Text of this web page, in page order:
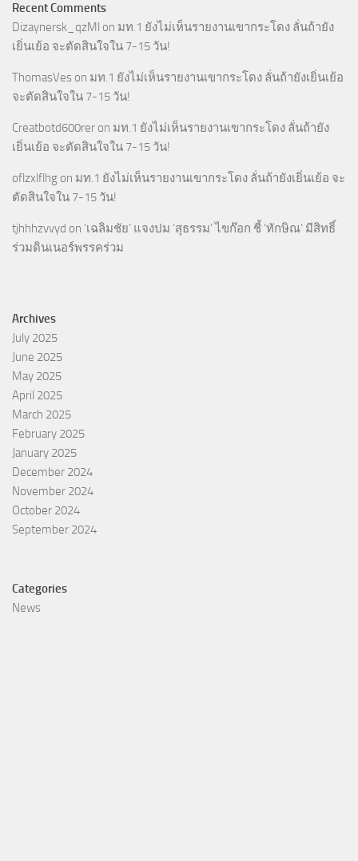
Recent Comments
Dizaynersk_qzMl on มท.1 ยังไม่เห็นรายงานเขากระโดง ลั่นถ้ายัง
เยิ่นเย้อ จะตัดสินใจใน 7-15 วัน!
ThomasVes on มท.1 ยังไม่เห็นรายงานเขากระโดง ลั่นถ้ายังเยิ่นเย้อ
จะตัดสินใจใน 7-15 วัน!
Creatbotd600rer on มท.1 ยังไม่เห็นรายงานเขากระโดง ลั่นถ้ายัง
เยิ่นเย้อ จะตัดสินใจใน 7-15 วัน!
oflzxlflhg on มท.1 ยังไม่เห็นรายงานเขากระโดง ลั่นถ้ายังเยิ่นเย้อ จะ
ตัดสินใจใน 7-15 วัน!
tjhhhzvvyd on ‘เฉลิมชัย’ แจงปม ‘สุธรรม’ ไขก๊อก ชี้ ‘ทักษิณ’ มีสิทธิ์
ร่วมดินเนอร์พรรคร่วม
Archives
July 2025
June 2025
May 2025
April 2025
March 2025
February 2025
January 2025
December 2024
November 2024
October 2024
September 2024
Categories
News